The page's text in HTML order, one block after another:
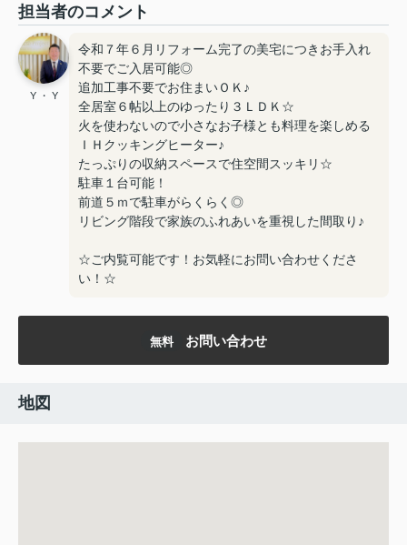
担当者のコメント
Y ・ Y
令和７年６月リフォーム完了の美宅につきお手入れ
不要でご入居可能◎
追加工事不要でお住まいＯＫ♪
全居室６帖以上のゆったり３ＬＤＫ☆
火を使わないので小さなお子様とも料理を楽しめる
ＩＨクッキングヒーター♪
たっぷりの収納スペースで住空間スッキリ☆
駐車１台可能！
前道５ｍで駐車がらくらく◎
リビング階段で家族のふれあいを重視した間取り♪
☆ご内覧可能です！お気軽にお問い合わせくださ
い！☆
無料 お問い合わせ
地図